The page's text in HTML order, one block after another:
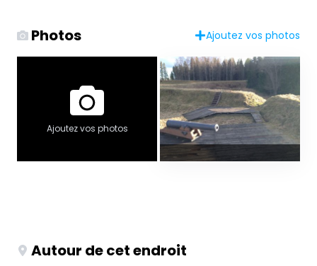
Photos Ajoutez vos photos
Ajoutez vos photos
Autour de cet endroit